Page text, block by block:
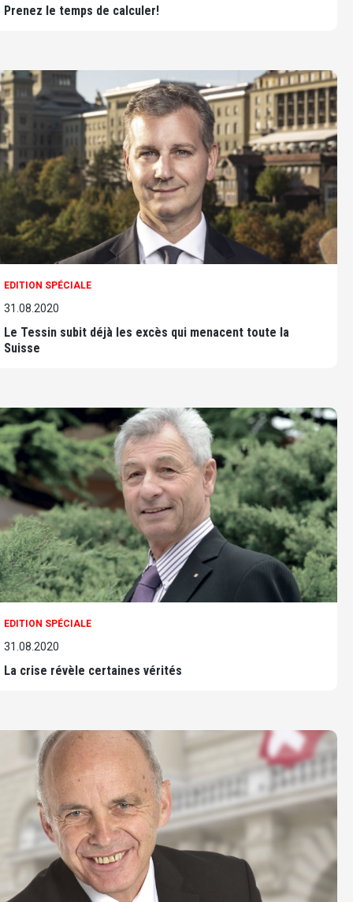
Prenez le temps de calculer!
EDITION SPÉCIALE
31.08.2020
Le Tessin subit déjà les excès qui menacent toute la
Suisse
EDITION SPÉCIALE
31.08.2020
La crise révèle certaines vérités